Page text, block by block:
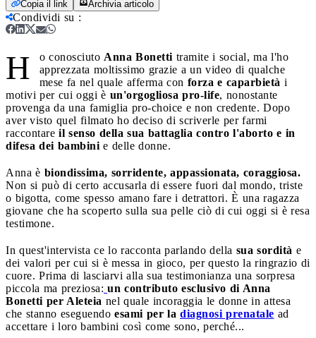
Copia il link Archivia articolo
Condividi su :
H o conosciuto Anna Bonetti tramite i social, ma l'ho
apprezzata moltissimo grazie a un video di qualche
mese fa nel quale afferma con forza e caparbietà i
motivi per cui oggi è un'orgogliosa pro-life, nonostante
provenga da una famiglia pro-choice e non credente. Dopo
aver visto quel filmato ho deciso di scriverle per farmi
raccontare il senso della sua battaglia contro l'aborto e in
difesa dei bambini e delle donne.
Anna è biondissima, sorridente, appassionata, coraggiosa.
Non si può di certo accusarla di essere fuori dal mondo, triste
o bigotta, come spesso amano fare i detrattori. È una ragazza
giovane che ha scoperto sulla sua pelle ciò di cui oggi si è resa
testimone.
In quest'intervista ce lo racconta parlando della sua sordità e
dei valori per cui si è messa in gioco, per questo la ringrazio di
cuore. Prima di lasciarvi alla sua testimonianza una sorpresa
piccola ma preziosa: un contributo esclusivo di Anna
Bonetti per Aleteia nel quale incoraggia le donne in attesa
che stanno eseguendo esami per la diagnosi prenatale ad
accettare i loro bambini così come sono, perché...